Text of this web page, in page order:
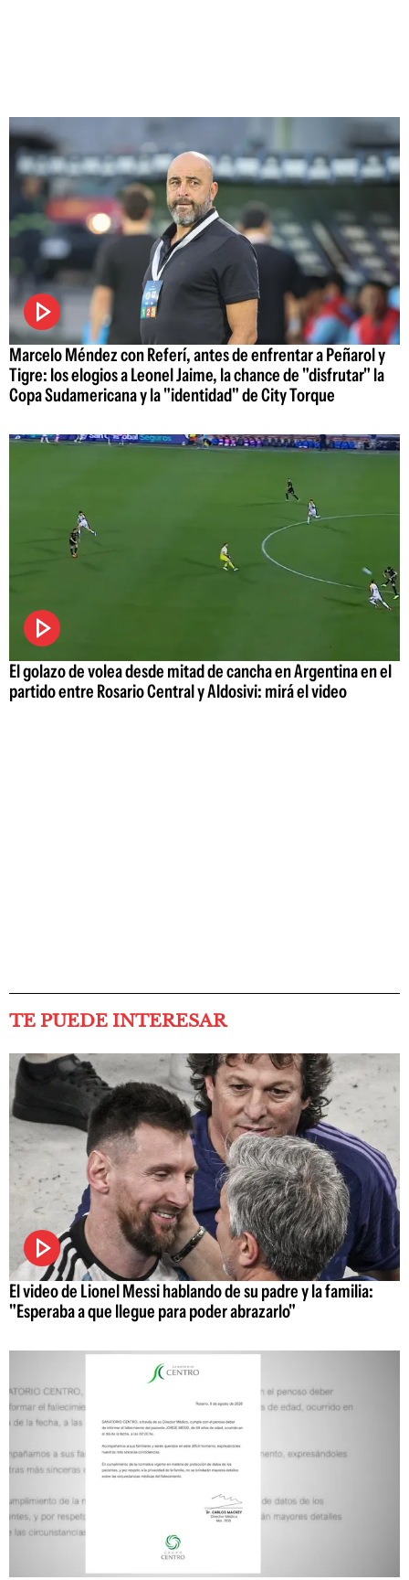
Marcelo Méndez con Referí, antes de enfrentar a Peñarol y
Tigre: los elogios a Leonel Jaime, la chance de "disfrutar" la
Copa Sudamericana y la "identidad" de City Torque
El golazo de volea desde mitad de cancha en Argentina en el
partido entre Rosario Central y Aldosivi: mirá el video
TE PUEDE INTERESAR
El video de Lionel Messi hablando de su padre y la familia:
"Esperaba a que llegue para poder abrazarlo"